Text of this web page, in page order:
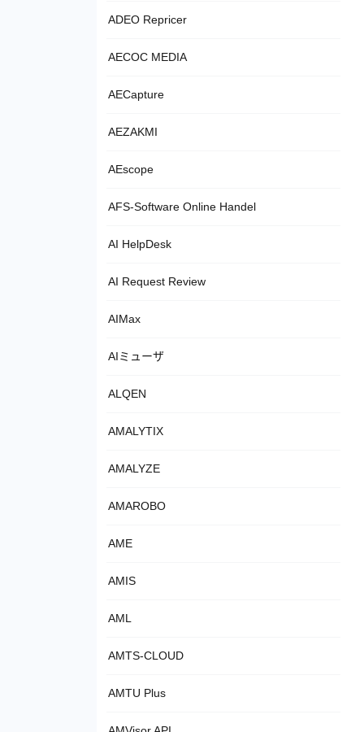
ADEO Repricer
AECOC MEDIA
AECapture
AEZAKMI
AEscope
AFS-Software Online Handel
AI HelpDesk
AI Request Review
AIMax
AIミューザ
ALQEN
AMALYTIX
AMALYZE
AMAROBO
AME
AMIS
AML
AMTS-CLOUD
AMTU Plus